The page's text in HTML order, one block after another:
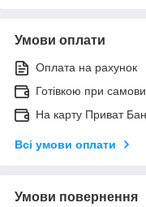
Умови оплати
Оплата на рахунок
Готівкою при
На карту Приват
Всі умови оплати
Умови повернення